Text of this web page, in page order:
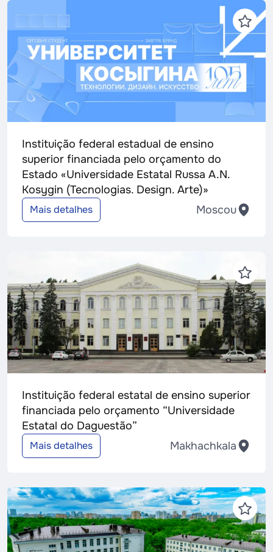
Instituição federal estadual de ensino
superior financiada pelo orçamento do
Estado «Universidade Estatal Russa A.N.
Kosygin (Tecnologias. Design. Arte)»
Mais detalhes Moscou
Instituição federal estatal de ensino superior
financiada pelo orçamento “Universidade
Estatal do Daguestão”
Mais detalhes Makhachkala